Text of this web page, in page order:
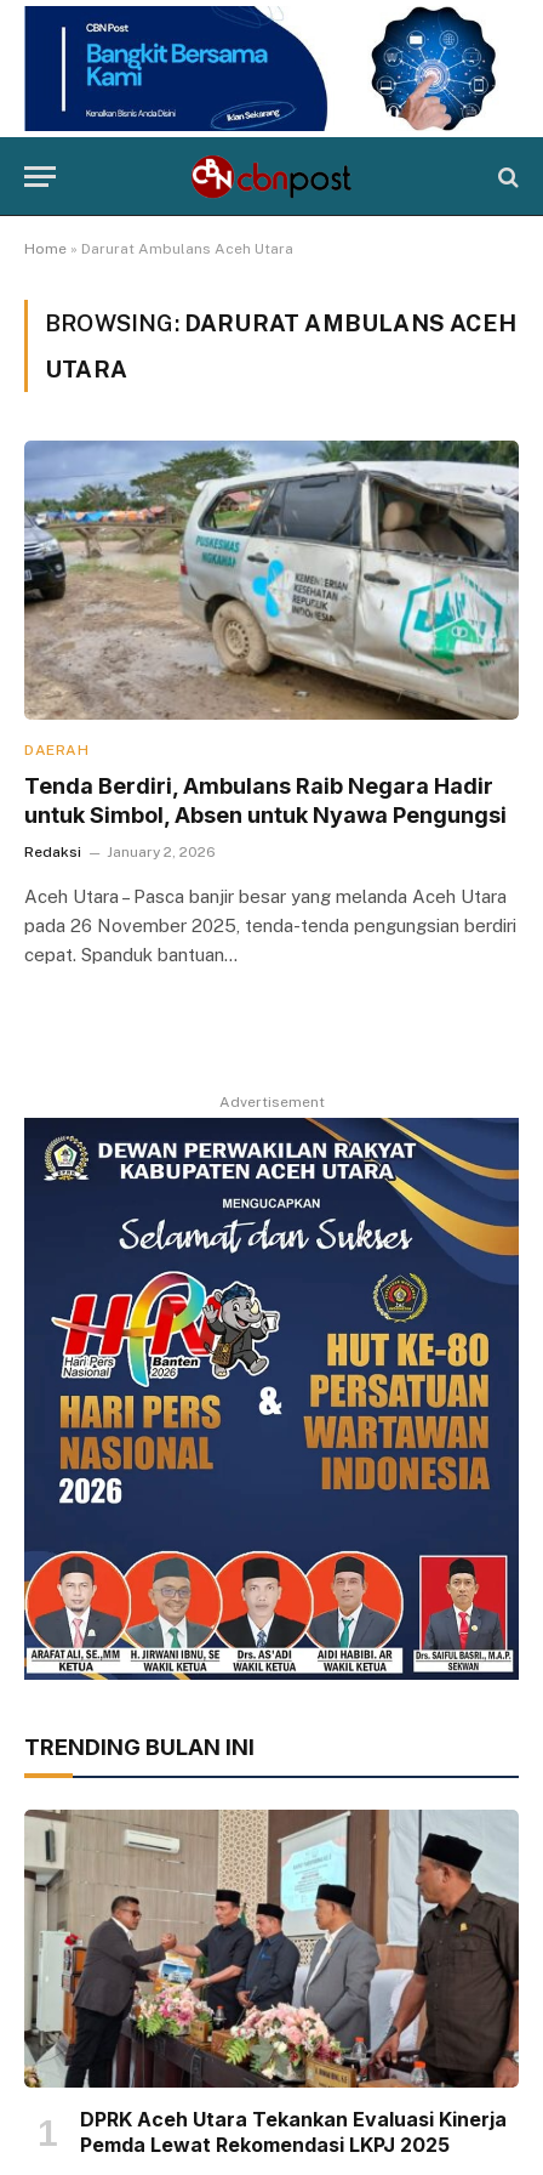
Home » Darurat Ambulans Aceh Utara
BROWSING: DARURAT AMBULANS ACEH
UTARA
DAERAH
Tenda Berdiri, Ambulans Raib Negara Hadir
untuk Simbol, Absen untuk Nyawa Pengungsi
Redaksi January 2, 2026
Aceh Utara – Pasca banjir besar yang melanda Aceh Utara
pada 26 November 2025, tenda-tenda pengungsian berdiri
cepat. Spanduk bantuan…
Advertisement
TRENDING BULAN INI
DPRK Aceh Utara Tekankan Evaluasi Kinerja
Pemda Lewat Rekomendasi LKPJ 2025